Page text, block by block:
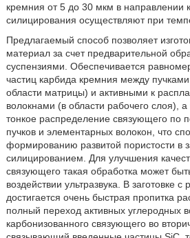
кремния от 5 до 30 мкм в направлении
силицирования осуществляют при
Предлагаемый способ позволяет
материал за счет предварительной
суспензиями. Обеспечивается
частиц карбида кремния между
области матрицы) и активными к
волокнами (в области рабочего слоя),
тонкое распределение связующего по
пучков и элементарных волокон, что
формированию развитой пористости в
силицированием. Для улучшения
связующего такая обработка может
воздействии ультразвука. В заготовке с
достигается очень быстрая пропитка
полный переход активных углеродных
карбонизованного связующего во